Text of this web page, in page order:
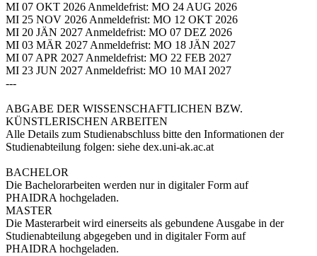
MI 07 OKT 2026 Anmeldefrist: MO 24 AUG 2026
MI 25 NOV 2026 Anmeldefrist: MO 12 OKT 2026
MI 20 JÄN 2027 Anmeldefrist: MO 07 DEZ 2026
MI 03 MÄR 2027 Anmeldefrist: MO 18 JÄN 2027
MI 07 APR 2027 Anmeldefrist: MO 22 FEB 2027
MI 23 JUN 2027 Anmeldefrist: MO 10 MAI 2027
---
ABGABE DER WISSENSCHAFTLICHEN BZW.
KÜNSTLERISCHEN ARBEITEN
Alle Details zum Studienabschluss bitte den Informationen der
Studienabteilung folgen: siehe dex.uni-ak.ac.at
BACHELOR
Die Bachelorarbeiten werden nur in digitaler Form auf
PHAIDRA hochgeladen.
MASTER
Die Masterarbeit wird einerseits als gebundene Ausgabe in der
Studienabteilung abgegeben und in digitaler Form auf
PHAIDRA hochgeladen.